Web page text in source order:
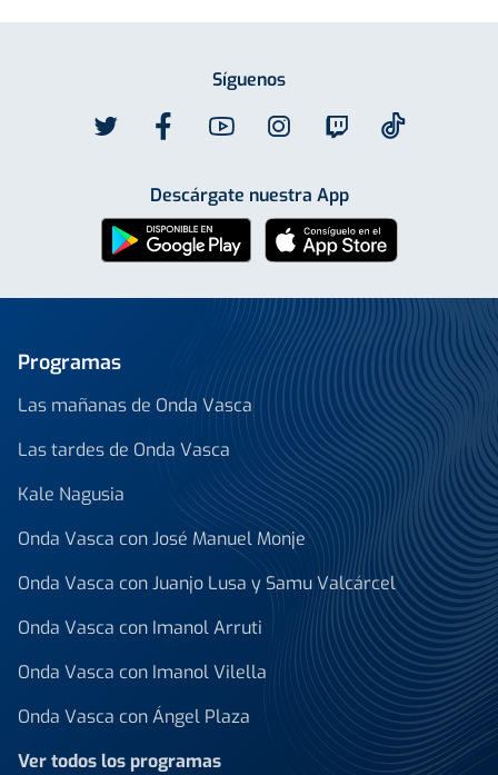
Síguenos
Descárgate nuestra App
Programas
Las mañanas de Onda Vasca
Las tardes de Onda Vasca
Kale Nagusia
Onda Vasca con José Manuel Monje
Onda Vasca con Juanjo Lusa y Samu Valcárcel
Onda Vasca con Imanol Arruti
Onda Vasca con Imanol Vilella
Onda Vasca con Ángel Plaza
Ver todos los programas